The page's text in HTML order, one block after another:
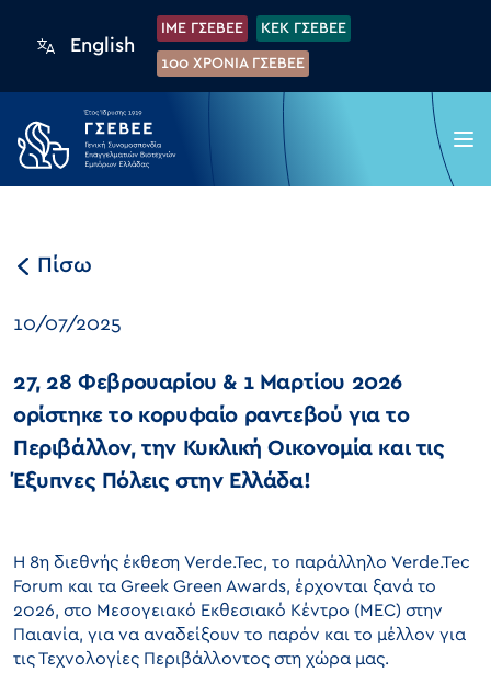
English
IME ΓΣΕΒΕΕ KEK ΓΣΕΒΕΕ
100 XPONIA ΓΣΕΒΕΕ
Πίσω
10/07/2025
27, 28 Φεβρουαρίου & 1 Μαρτίου 2026
ορίστηκε το κορυφαίο ραντεβού για το
Περιβάλλον, την Κυκλική Οικονομία και τις
Έξυπνες Πόλεις στην Ελλάδα!
Η 8η διεθνής έκθεση Verde.Tec, το παράλληλο Verde.Tec
Forum και τα Greek Green Awards, έρχονται ξανά το
2026, στο Μεσογειακό Εκθεσιακό Κέντρο (MEC) στην
Παιανία, για να αναδείξουν το παρόν και το μέλλον για
τις Τεχνολογίες Περιβάλλοντος στη χώρα μας.